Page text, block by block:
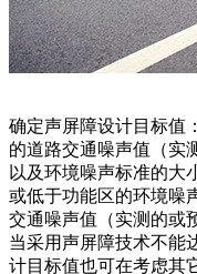
确定声屏障设计目标值
的道路交通噪声值（实
以及环境噪声标准的大
或低于功能区的环境噪
交通噪声值（实测的或
当采用声屏障技术不能
计目标值也可在考虑其